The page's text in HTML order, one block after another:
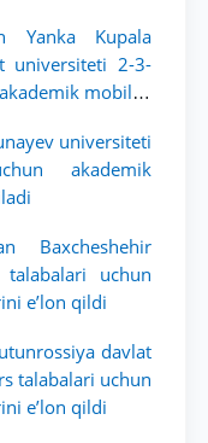
Yanka Kupala
2-3-
mobillik
universiteti
akademik
Baxcheshehir
uchun
e’lon qildi
davlat
talabalari uchun
e’lon qildi